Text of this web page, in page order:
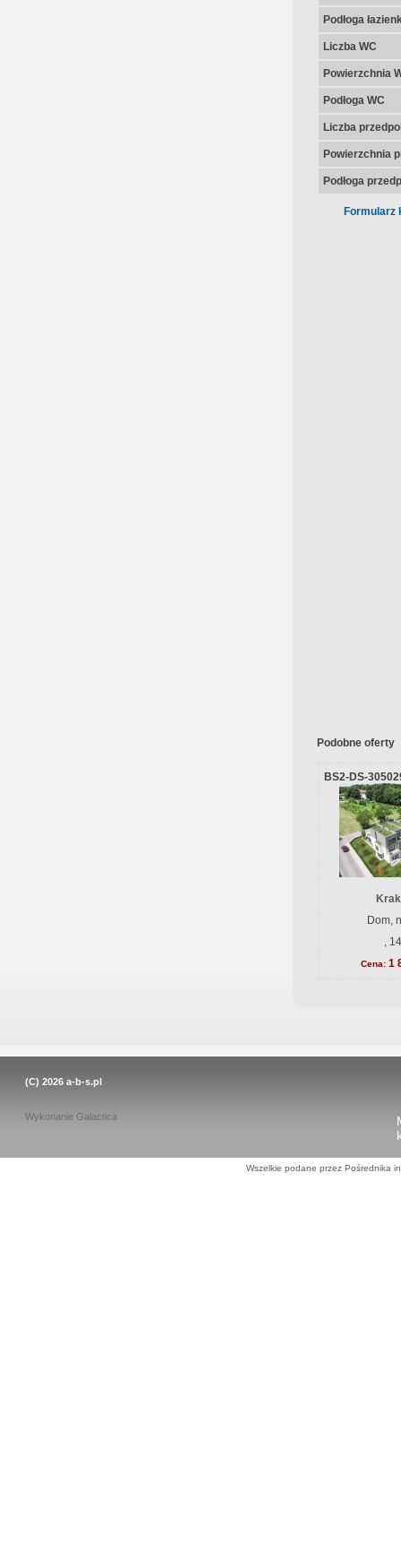
Podłoga
Liczba WC
Powierzchnia
Podłoga WC
Liczba
Powierzchnia
Podłoga
Formularz
Podobne oferty
BS2-DS-
Dom,
,
Cena: 1
(C) 2026 a-b-s.pl
Wykonanie Galactica
Wszelkie podane przez Pośrednika